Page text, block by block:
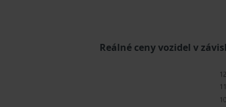
Reálné ceny vozidel v